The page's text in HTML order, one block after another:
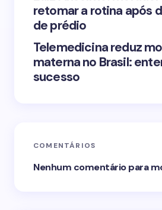
retomar a rotina após
de prédio
Telemedicina reduz
materna no Brasil:
sucesso
COMENTÁRIOS
Nenhum comentário para